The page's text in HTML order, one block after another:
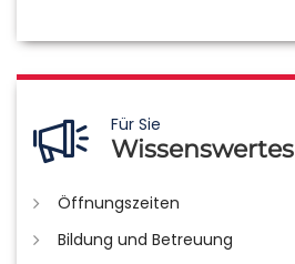
Für Sie
Wissenswertes
Öffnungszeiten
Bildung und Betreuung